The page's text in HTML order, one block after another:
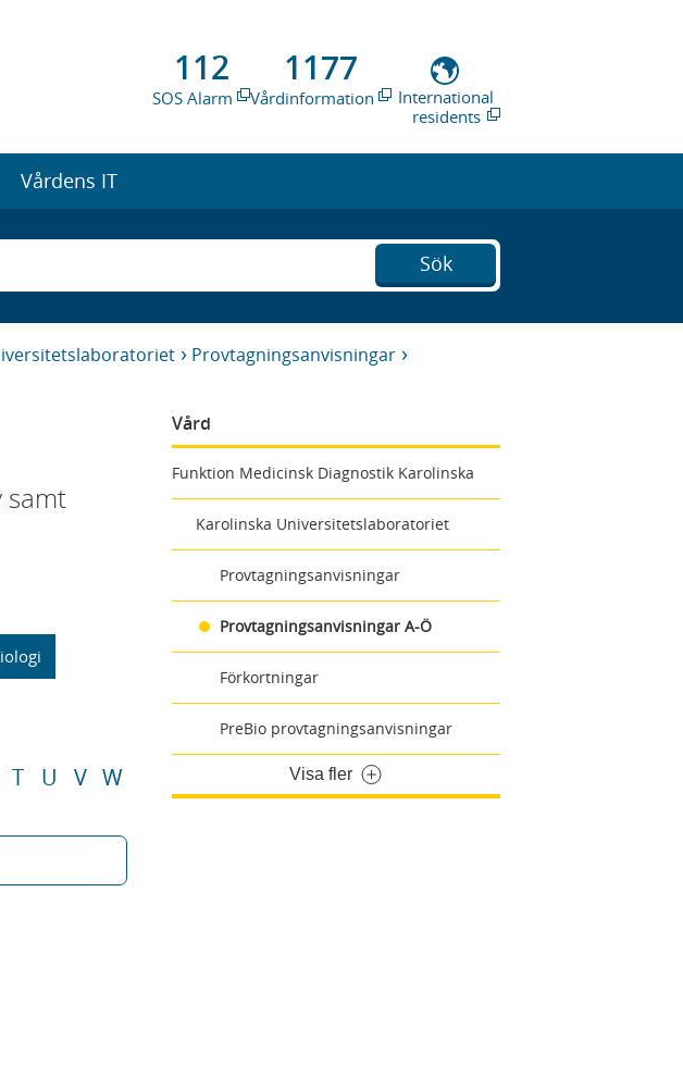
112
SOS Alarm
1177
Vårdinformation
International
residents
Vårdens IT
Sök
Provtagningsanvisningar
Vård
Funktion Medicinsk Diagnostik Karolinska
Karolinska Universitetslaboratoriet
Provtagningsanvisningar
Provtagningsanvisningar A-Ö
Förkortningar
PreBio provtagningsanvisningar
Visa fler
samt
T U V W